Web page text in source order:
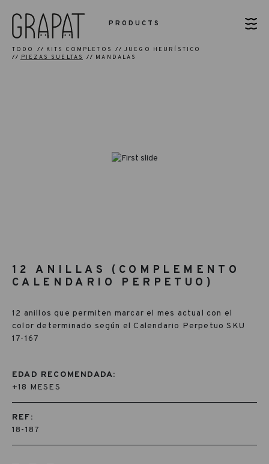
PRODUCTS
TODO KITS COMPLETOS
JUEGO HEURÍSTICO
PIEZAS SUELTAS
MANDALAS
12 ANILLAS (COMPLEMENTO
CALENDARIO PERPETUO)
12 anillos que permiten marcar el mes actual con el
color determinado según el Calendario Perpetuo SKU
17-167
EDAD RECOMENDADA:
+18 MESES
REF:
18-187